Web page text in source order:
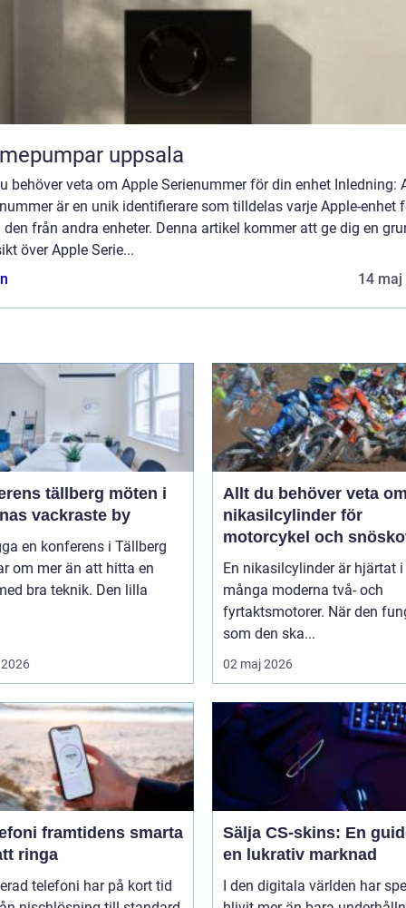
uppsala
behöver veta om Apple Serienummer för din enhet Inledning:
är en unik identifierare som tilldelas varje Apple-enhet
från andra enheter. Denna artikel kommer att ge dig en
över Apple Serie...
14 maj
tällberg möten i
vackraste by
en konferens i Tällberg
om mer än att hitta en
bra teknik. Den lilla
Allt du behöver veta
nikasilcylinder för
motorcykel och
En nikasilcylinder är hjärtat i
många moderna två- och
fyrtaktsmotorer. När den
som den ska...
02 maj 2026
smarta
ringa
telefoni har på kort tid
Sälja CS-skins: En
en lukrativ marknad
I den digitala världen har